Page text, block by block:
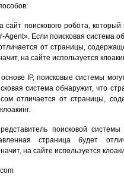
поискового робота,
Если поисковая система
от страницы,
на сайте используется
IP, поисковые системы
система обнаружит, что
отличается от страницы,
поисковой
страница будет
на сайте используется